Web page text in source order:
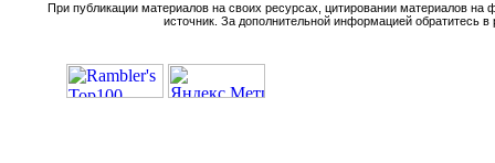
При публикации материалов на своих ресурсах, цитировании материалов
источник. За дополнительной информацией обратитесь